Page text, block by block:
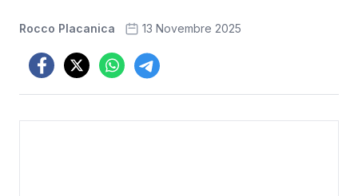
Rocco Placanica 13 Novembre 2025